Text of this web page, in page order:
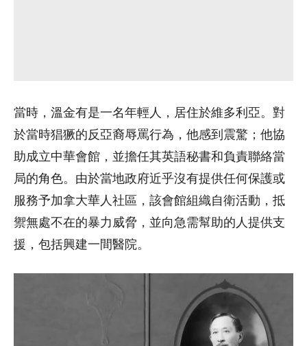
當時，溫金有是一名年輕人，居住於維多利亞。對
於當時猖獗的反亞裔辱罵行為，他感到震驚；他協
助成立中華會館，並擔任其英語秘書和負責聯絡當
局的角色。由於當地政府近乎沒有提供任何保護或
服務予加拿大華人社區，該會館組織自衛活動，抵
禦無處不在的暴力威脅，並向急需幫助的人提供支
援，包括興建一間醫院。